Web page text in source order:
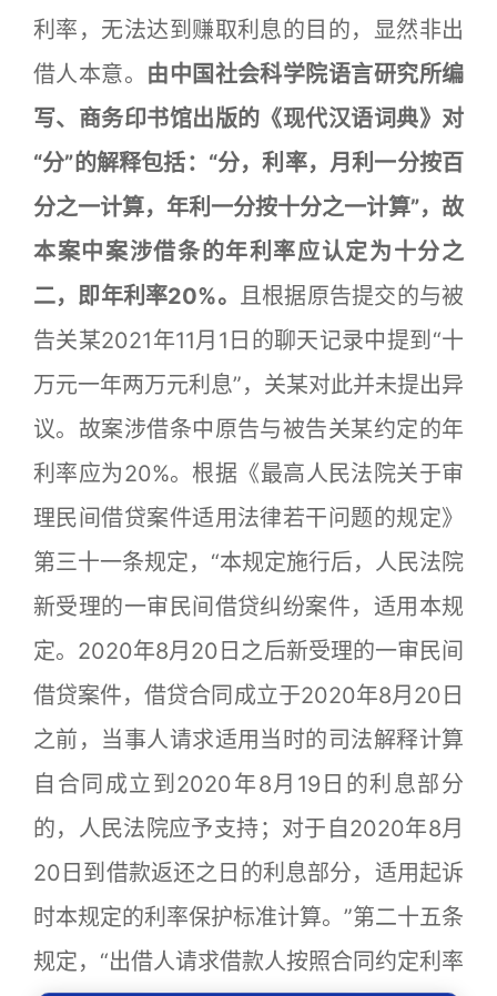
利率，无法达到赚取利息的目的，显然非出
借人本意。 由中国社会科学院语言研究所编
写、商务印书馆出版的《现代汉语词典》对
“分”的解释包括：“分，利率，月利一分按百
分之一计算，年利一分按十分之一计算”，故
本案中案涉借条的年利率应认定为十分之
二，即年利率20%。
且根据原告提交的与被
告关某2021年11月1日的聊天记录中提到“十
万元一年两万元利息”，关某对此并未提出异
议。故案涉借条中原告与被告关某约定的年
利率应为20%。根据《最高人民法院关于审
理民间借贷案件适用法律若干问题的规定》
第三十一条规定，“本规定施行后，人民法院
新受理的一审民间借贷纠纷案件，适用本规
定。2020年8月20日之后新受理的一审民间
借贷案件，借贷合同成立于2020年8月20日
之前，当事人请求适用当时的司法解释计算
自合同成立到2020年8月19日的利息部分
的，人民法院应予支持；对于自2020年8月
20日到借款返还之日的利息部分，适用起诉
时本规定的利率保护标准计算。”第二十五条
规定，“出借人请求借款人按照合同约定利率